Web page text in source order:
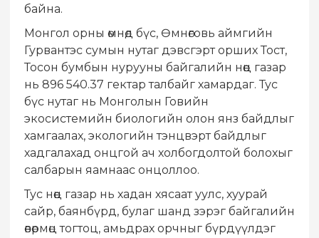
байна.
Монгол орны өмнөд бүс, Өмнөговь аймгийн
Гурвантэс сумын нутаг дэвсгэрт орших Тост,
Тосон бумбын нурууны байгалийн нөөц газар
нь 896 540.37 гектар талбайг хамардаг. Тус
бүс нутаг нь Монголын Говийн
экосистемийн биологийн олон янз байдлыг
хамгаалах, экологийн тэнцвэрт байдлыг
хадгалахад онцгой ач холбогдолтой болохыг
салбарын яамнаас онцоллоо.
Тус нөөц газар нь хадан хясаат уулс, хуурай
сайр, баянбүрд, булаг шанд зэрэг байгалийн
өвөрмөц тогтоц, амьдрах орчныг бүрдүүлдэг